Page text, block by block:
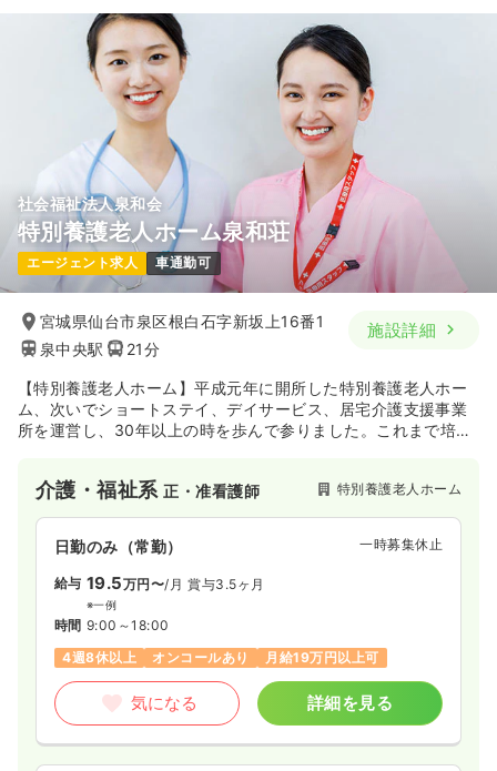
社会福祉法人泉和会
特別養護老人ホーム泉和荘
エージェント求人 車通勤可
宮城県仙台市泉区根白石字新坂上16番1
泉中央駅
21分
施設詳細
【特別養護老人ホーム】平成元年に開所した特別養護老人ホー
ム、次いでショートステイ、デイサービス、居宅介護支援事業
所を運営し、30年以上の時を歩んで参りました。これまで培っ
方にも安心できる質の高いサービスを提供できるよう職員一丸
となり努めてまいりたいと存じます。
介護・福祉系正・准看護師 特別養護老人ホーム
日勤のみ（常勤） 一時募集休止
給与 19.5万円〜/月 賞与3.5ヶ月
※一例
時間 9:00～18:00
4週8休以上
オンコールあり 月給19万円以上可
気になる 詳細を見る